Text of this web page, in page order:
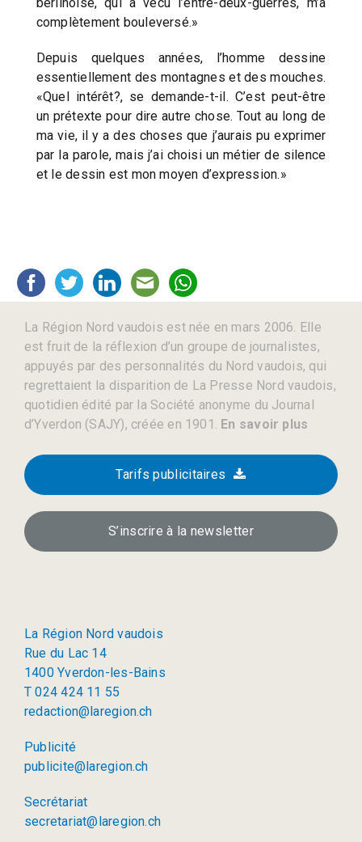
complètement bouleversé.»
Depuis quelques années, l’homme dessine
essentiellement des montagnes et des mouches.
«Quel intérêt?, se demande-t-il. C’est peut-être
un prétexte pour dire autre chose. Tout au long de
ma vie, il y a des choses que j’aurais pu exprimer
par la parole, mais j’ai choisi un métier de silence
et le dessin est mon moyen d’expression.»
La Région Nord vaudois est née en mars 2006. Elle
est fruit de la réflexion d’un groupe de journalistes,
appuyés par des personnalités du Nord vaudois, qui
regrettaient la disparition de La Presse Nord vaudois,
quotidien édité par la Société anonyme du Journal
d’Yverdon (SAJY), créée en 1901. En savoir plus
Tarifs publicitaires
S’inscrire à la newsletter
La Région Nord vaudois
Rue du Lac 14
1400 Yverdon-les-Bains
T 024 424 11 55
redaction@laregion.ch
Publicité
publicite@laregion.ch
Secrétariat
secretariat@laregion.ch